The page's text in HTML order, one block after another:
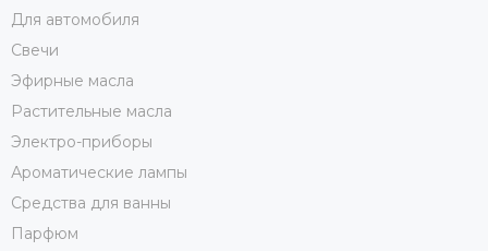
Для автомобиля
Свечи
Эфирные масла
Растительные масла
Электро-приборы
Ароматические лампы
Средства для ванны
Парфюм